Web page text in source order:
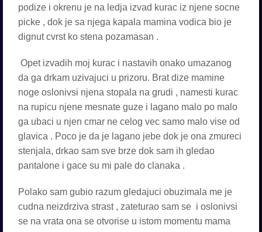
podize i okrenu je na ledja izvad kurac iz njene socne
picke , dok je sa njega kapala mamina vodica bio je
dignut cvrst ko stena pozamasan .
Opet izvadih moj kurac i nastavih onako umazanog
da ga drkam uzivajuci u prizoru. Brat dize mamine
noge oslonivsi njena stopala na grudi , namesti kurac
na rupicu njene mesnate guze i lagano malo po malo
ga ubaci u njen cmar ne celog vec samo malo vise od
glavica . Poco je da je lagano jebe dok je ona zmureci
stenjala, drkao sam sve brze dok sam ih gledao
pantalone i gace su mi pale do clanaka .
Polako sam gubio razum gledajuci obuzimala me je
cudna neizdrziva strast , zateturao sam se i oslonivsi
se na vrata ona se otvorise u istom momentu mama